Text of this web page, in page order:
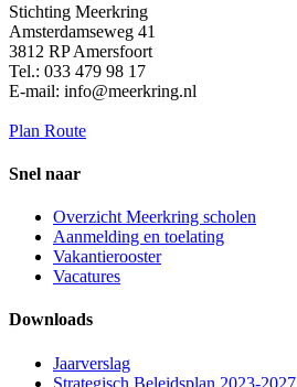
Stichting Meerkring
Amsterdamseweg 41
3812 RP Amersfoort
Tel.: 033 479 98 17
E-mail: info@meerkring.nl
Plan Route
Snel naar
Overzicht Meerkring scholen
Aanmelding en toelating
Vakantierooster
Vacatures
Downloads
Jaarverslag
Strategisch Beleidsplan 2023-2027